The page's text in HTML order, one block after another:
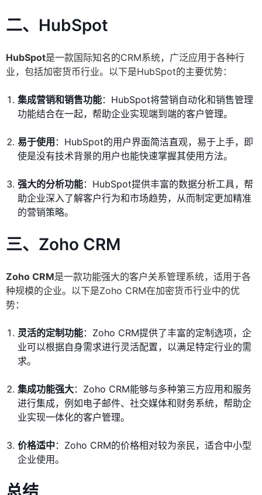
二、HubSpot
HubSpot是一款国际知名的CRM系统，广泛应用于各种行
业，包括加密货币行业。以下是HubSpot的主要优势：
集成营销和销售功能：HubSpot将营销自动化和销售管理
功能结合在一起，帮助企业实现端到端的客户管理。
易于使用 ：HubSpot的用户界面简洁直观，易于上手，即
使是没有技术背景的用户也能快速掌握其使用方法。
强大的分析功能：HubSpot提供丰富的数据分析工具，帮
助企业深入了解客户行为和市场趋势，从而制定更加精准
的营销策略。
三、Zoho CRM
Zoho CRM是一款功能强大的客户关系管理系统，适用于各
种规模的企业。以下是Zoho CRM在加密货币行业中的优
势：
灵活的定制功能：Zoho CRM提供了丰富的定制选项，企
业可以根据自身需求进行灵活配置，以满足特定行业的需
求。
集成功能强大：Zoho CRM能够与多种第三方应用和服务
进行集成，例如电子邮件、社交媒体和财务系统，帮助企
业实现一体化的客户管理。
价格适中 ：Zoho CRM的价格相对较为亲民，适合中小型
企业使用。